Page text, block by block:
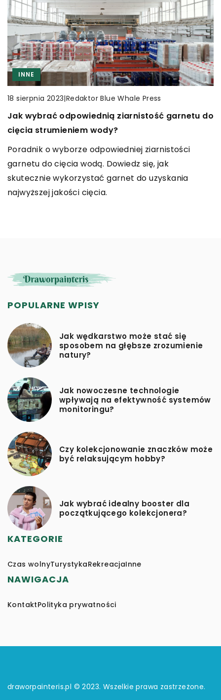
INNE
22 lutego 2024|Redaktor Blue Whale Press
Jak naturalne eliksiry mogą poprawić kondycję
włosów
Odkryj moc naturalnych eliksirów, które mogą
rewitalizować, nawilżać i dodawać blasku twoim
włosom. Czytaj dalej, aby dowiedzieć się, jak te
cudowne produkty mogą przemienić Twoje
INNE
18 sierpnia 2023|Redaktor Blue Whale Press
Jak wybrać odpowiednią ziarnistość garnetu do
cięcia strumieniem wody?
Poradnik o wyborze odpowiedniej ziarnistości
garnetu do cięcia wodą. Dowiedz się, jak
skutecznie wykorzystać garnet do uzyskania
najwyższej jakości cięcia.
REKREACJA
tenisowego: praktyczne porady i rekomendacje
rekomendacje jak dopasować optymalne
oświetlenie do kortu tenisowego, aby zapewnić
komfort i bezpieczeństwo gry.
POPULARNE WPISY
Jak wędkarstwo może stać się
sposobem na głębsze zrozumienie
natury?
Jak nowoczesne technologie
wpływają na efektywność systemów
monitoringu?
Czy kolekcjonowanie znaczków może
być relaksującym hobby?
Jak wybrać idealny booster dla
początkującego kolekcjonera?
KATEGORIE
Czas wolnyTurystykaRekreacjaInne
NAWIGACJA
KontaktPolityka prywatności
draworpainteris.pl © 2023. Wszelkie prawa zastrzeżone.